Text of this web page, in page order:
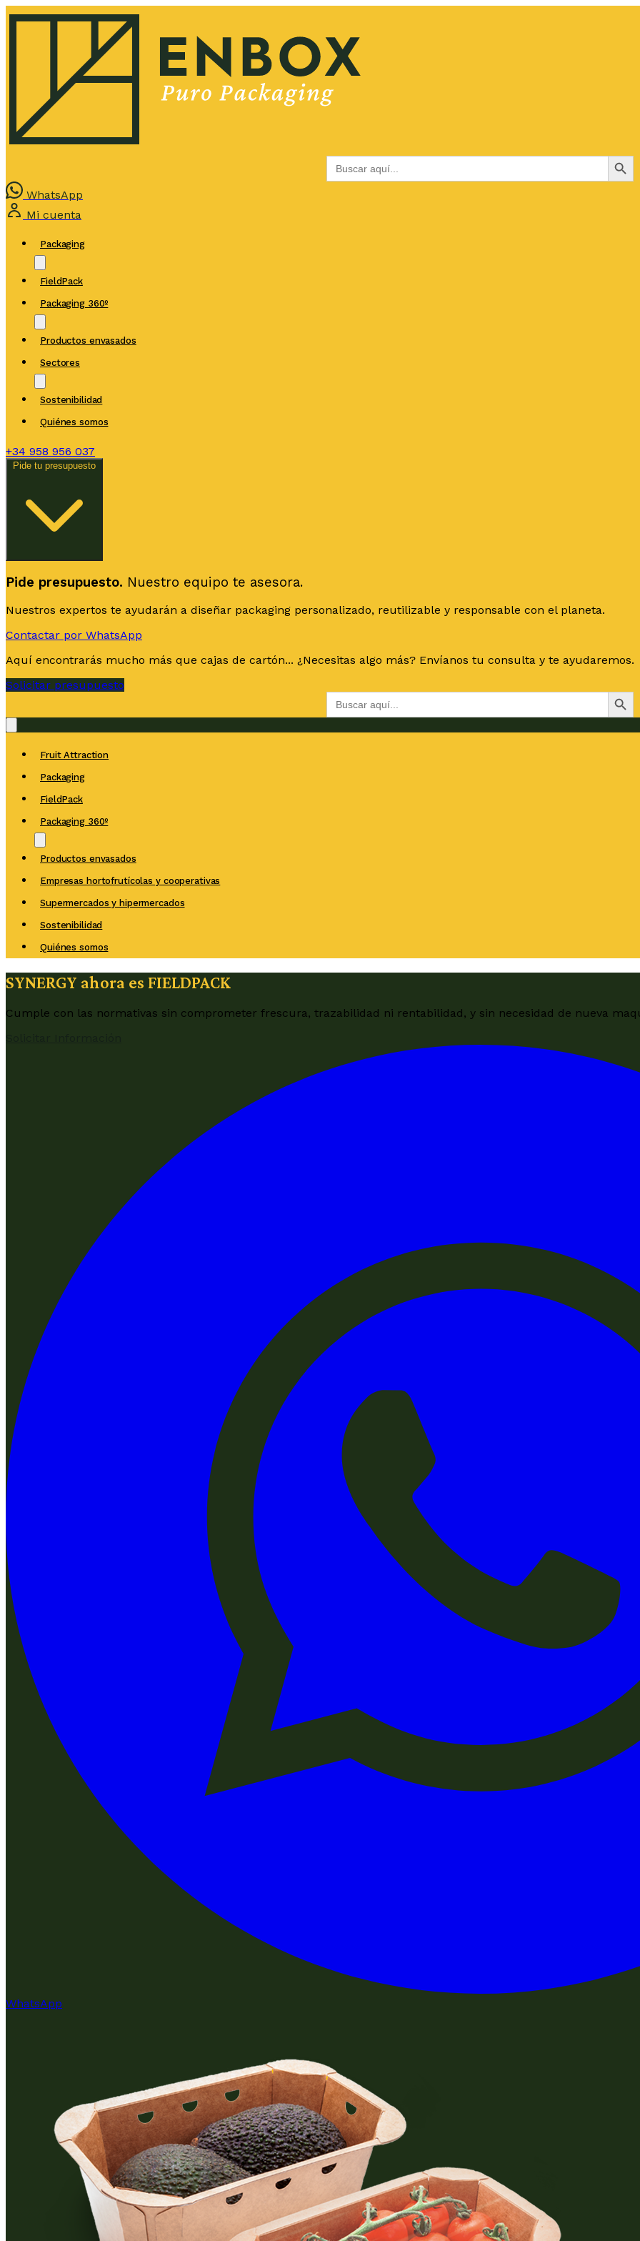
Buscar: Botón de
WhatsApp
Mi cuenta
Packaging
FieldPack
Packaging 360º
Productos envasados
Sectores
Sostenibilidad
Quiénes somos
+34 958 956 037
Pide tu presupuesto
Pide presupuesto. Nuestro equipo te asesora.
Nuestros expertos te ayudarán a diseñar packaging personalizado, reutilizable y responsable con el planeta.
Contactar por WhatsApp
Aquí encontrarás mucho más que cajas de cartón... ¿Necesitas algo más? Envíanos tu consulta y te ayudaremos.
Solicitar presupuesto
Buscar:
Botón de
Fruit Attraction
Packaging
FieldPack
Packaging 360º
Productos envasados
Empresas hortofrutícolas y cooperativas
Supermercados y hipermercados
Sostenibilidad
Quiénes somos
SYNERGY ahora es FIELDPACK
Cumple con las normativas sin comprometer frescura, trazabilidad ni rentabilidad, y sin necesidad de nueva
WhatsApp